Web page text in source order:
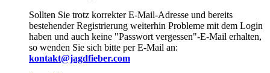
Sollten Sie trotz korrekter E-Mail-Adresse und bereits
bestehender Registrierung weiterhin Probleme mit dem Login
haben und auch keine "Passwort vergessen"-E-Mail erhalten,
so wenden Sie sich bitte per E-Mail an:
kontakt@jagdfieber.com